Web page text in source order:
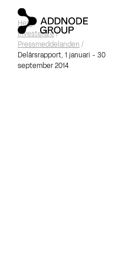
Hem/
Investerare/
Pressmeddelanden /
Delårsrapport, 1 januari - 30
september 2014